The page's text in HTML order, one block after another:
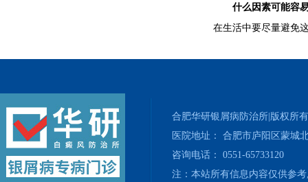
什么因素可能容易
在生活中要尽量避免
合肥华研银屑病防治所|版权所有
医院地址： 合肥市庐阳区蒙城
咨询电话： 0551-65733120
注：本站所有信息内容仅供参